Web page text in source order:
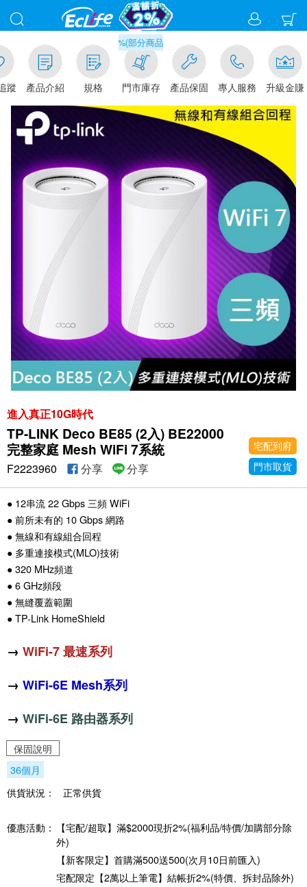
蹤 產品介紹 規格
滿千元門市取貨現折1%(部分商品不適用)-請點我看
門市庫存 產品保固 專人服務 升級金賺
進入真正10G時代
TP-LINK Deco BE85 (2入) BE22000
完整家庭 Mesh WiFi 7系統
宅配到府
門市取貨
F2223960 分享 分享
● 12串流 22 Gbps 三頻 WiFi
● 前所未有的 10 Gbps 網路
● 無線和有線組合回程
● 多重連接模式(MLO)技術
● 320 MHz頻道
● 6 GHz頻段
● 無縫覆蓋範圍
● TP-Link HomeShield
→ WiFi-7 最速系列
→ WiFi-6E Mesh系列
→ WiFi-6E 路由器系列
保固說明
36個月
供貨狀況：
正常供貨
優惠活動：
【宅配/超取】滿$2000現折2%(福利品/特價/加購部分除
外)
【新客限定】首購滿500送500(次月10日前匯入)
宅配限定【2萬以上筆電】結帳折2%(特價、拆封品除外)